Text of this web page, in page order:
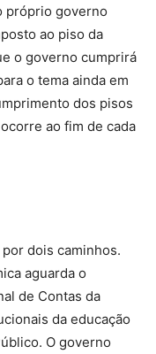
próprio governo
ao piso da
o governo cumprirá
o tema ainda em
dos pisos
ao fim de cada
dois caminhos.
aguarda o
de Contas da
da educação
O governo